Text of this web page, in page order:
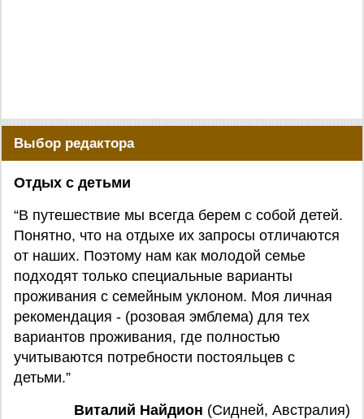
Выбор редактора
Отдых с детьми
“В путешествие мы всегда берем с собой детей.
Понятно, что на отдыхе их запросы отличаются
от наших. Поэтому нам как молодой семье
подходят только специальные варианты
проживания с семейным уклоном. Моя личная
рекомендация - (розовая эмблема) для тех
вариантов проживания, где полностью
учитываются потребности постояльцев с
детьми.”
Виталий Найдион (Сидней, Австралия)